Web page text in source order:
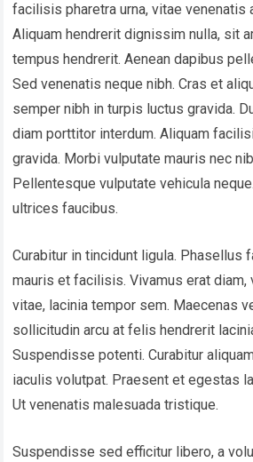
facilisis pharetra urna, vitae venenatis
Aliquam hendrerit dignissim nulla, sit
tempus hendrerit. Aenean dapibus
Sed venenatis neque nibh. Cras et
semper nibh in turpis luctus gravida.
diam porttitor interdum. Aliquam
gravida. Morbi vulputate mauris nec
Pellentesque vulputate vehicula
ultrices faucibus.
Curabitur in tincidunt ligula. Phasellus
mauris et facilisis. Vivamus erat diam,
vitae, lacinia tempor sem. Maecenas
sollicitudin arcu at felis hendrerit
Suspendisse potenti. Curabitur
iaculis volutpat. Praesent et egestas
Ut venenatis malesuada tristique.
Suspendisse sed efficitur libero, a